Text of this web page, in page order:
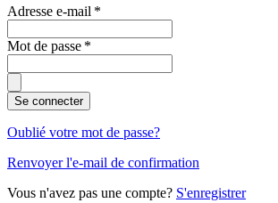
Adresse e-mail *
Mot de passe *
Se connecter
Oublié votre mot de passe?
Renvoyer l'e-mail de confirmation
Vous n'avez pas une compte? S'enregistrer